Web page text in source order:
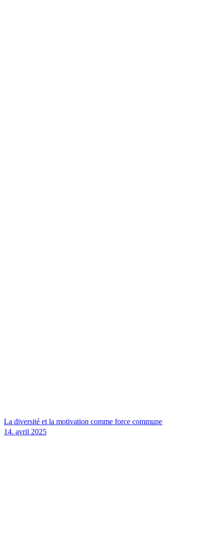
La diversité et la motivation comme force commune
14. avril 2025